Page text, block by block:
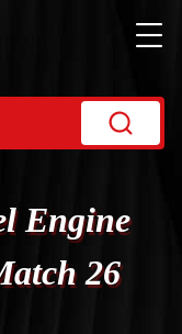
Engine
26